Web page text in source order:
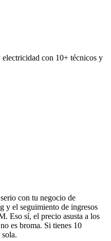
con 10+ técnicos y
con tu negocio de
y el seguimiento de ingresos
Eso sí, el precio asusta a los
es broma. Si tienes 10